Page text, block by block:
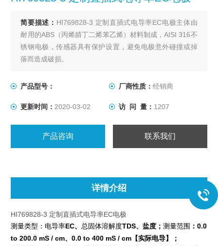
简要描述： HI769828-3 定制直插式电导率EC电极主体由
耐用的ABS（丙烯腈丁二烯苯乙烯）材料制成，AISI 316不
锈钢电极，传感器具有保护设置，避免电极意外碰撞或掉
落而造成破损。
产品型号： 厂商性质： 经销商
更新时间： 2020-03-02 访 问 量： 1207
产品咨询 联系我们
详情介绍
HI769828-3 定制直插式电导率EC电极
测量类型：电导率EC、 总固体溶解度TDS、盐度 ；测量范围 ：0.0
to 200.0 mS / cm、0.0 to 400 mS / cm 【实际电导】 ；